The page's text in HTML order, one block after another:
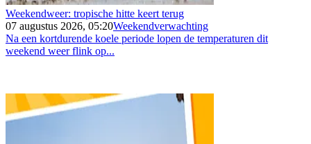
Weekendweer: tropische hitte keert terug
07 augustus 2026, 05:20Weekendverwachting
Na een kortdurende koele periode lopen de temperaturen dit
weekend weer flink op...